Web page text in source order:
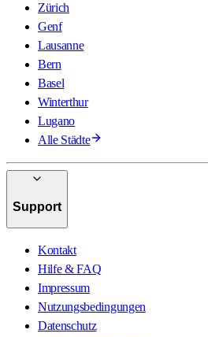
Zürich
Genf
Lausanne
Bern
Basel
Winterthur
Lugano
Alle Städte
Support
Kontakt
Hilfe & FAQ
Impressum
Nutzungsbedingungen
Datenschutz